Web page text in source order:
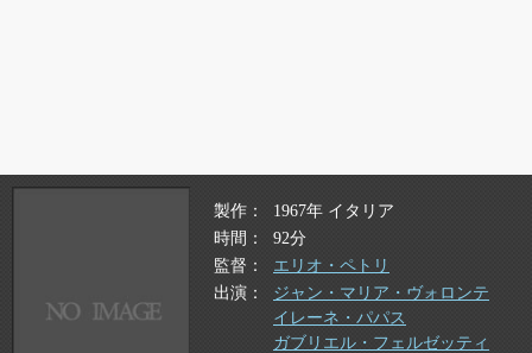
製作
1967年 イタリア
時間
92分
監督
エリオ・ペトリ
出演
ジャン・マリア・ヴォロンテ
イレーネ・パパス
ガブリエル・フェルゼッティ